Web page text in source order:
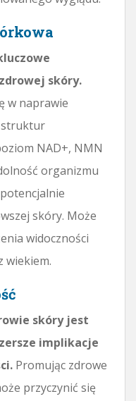
skóry.
w naprawie
struktur
NAD+, NMN
organizmu
skóry. Może
widoczności
wiekiem.
skóry jest
implikacje
Promując zdrowe
przyczynić się